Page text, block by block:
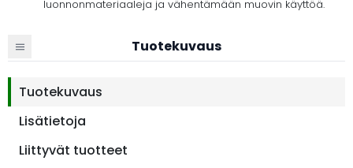
luonnonmateriaaleja ja vähentämään muovin käyttöä.
Tuotekuvaus
Tuotekuvaus
Lisätietoja
Liittyvät tuotteet